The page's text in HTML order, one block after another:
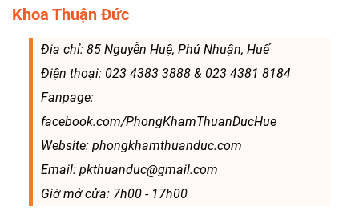
Khoa Thuận Đức
Địa chỉ: 85 Nguyễn Huệ, Phú Nhuận, Huế
Điện thoại: 023 4383 3888 & 023 4381 8184
Fanpage:
facebook.com/PhongKhamThuanDucHue
Website: phongkhamthuanduc.com
Email: pkthuanduc@gmail.com
Giờ mở cửa: 7h00 - 17h00